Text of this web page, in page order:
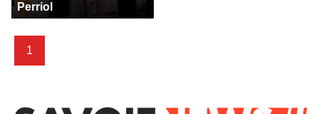
Perriol
1